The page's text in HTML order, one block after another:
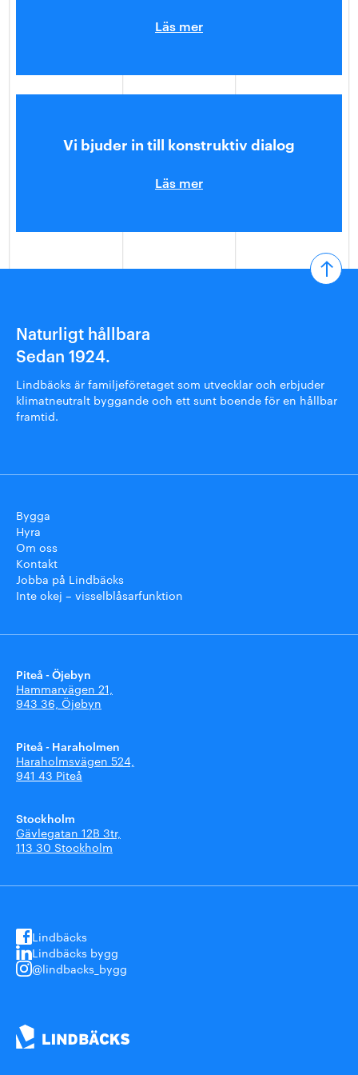
Läs mer
Vi bjuder in till konstruktiv dialog
Läs mer
Naturligt hållbara
Sedan 1924.
Lindbäcks är familjeföretaget som utvecklar och erbjuder
klimatneutralt byggande och ett sunt boende för en hållbar
framtid.
Bygga
Hyra
Om oss
Kontakt
Jobba på Lindbäcks
Inte okej – visselblåsarfunktion
Piteå - Öjebyn
Hammarvägen 21,
943 36, Öjebyn
Piteå - Haraholmen
Haraholmsvägen 524,
941 43 Piteå
Stockholm
Gävlegatan 12B 3tr,
113 30 Stockholm
Lindbäcks
Lindbäcks bygg
@lindbacks_bygg